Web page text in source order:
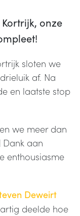
onze
sloten we
af. Na
en laatste stop
we meer dan
aan
enthousiasme
Deweirt
deelde hoe